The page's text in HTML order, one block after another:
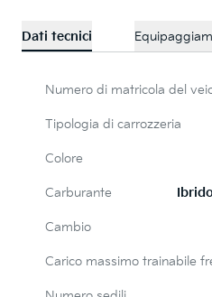
Dati tecnici
Numero di matricola del
Tipologia di carrozzeria
Colore
Carburante
Cambio
Carico massimo trainabile